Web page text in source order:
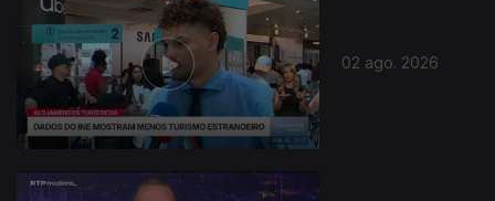
02 ago. 2026